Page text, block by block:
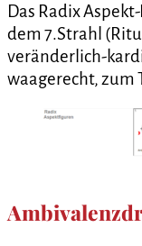
Das Radix
dem 7.Strahl
veränderlich-
waagerecht, zum